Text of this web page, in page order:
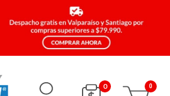
0